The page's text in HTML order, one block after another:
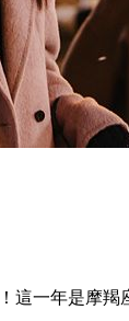
這一年是摩羯